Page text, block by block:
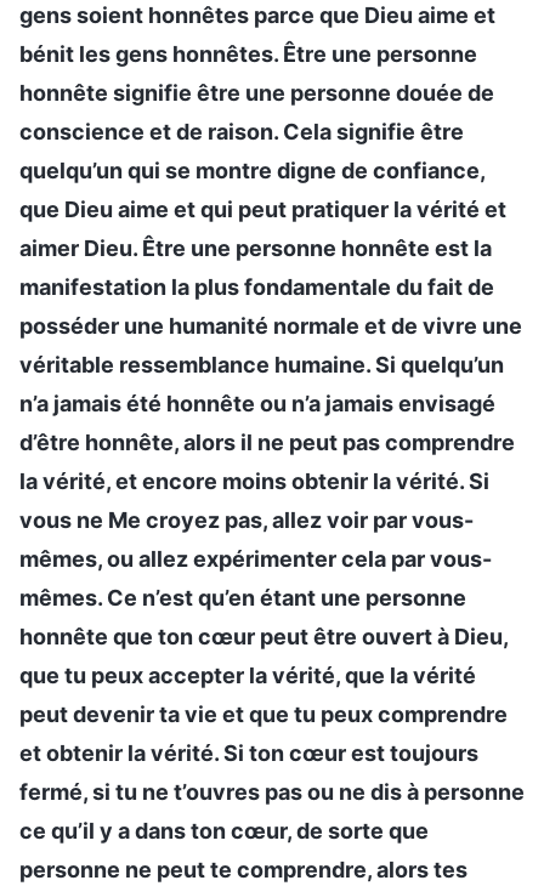
gens soient honnêtes parce que Dieu aime et
bénit les gens honnêtes. Être une personne
honnête signifie être une personne douée de
conscience et de raison. Cela signifie être
quelqu’un qui se montre digne de confiance,
que Dieu aime et qui peut pratiquer la vérité et
aimer Dieu. Être une personne honnête est la
manifestation la plus fondamentale du fait de
posséder une humanité normale et de vivre une
véritable ressemblance humaine. Si quelqu’un
n’a jamais été honnête ou n’a jamais envisagé
d’être honnête, alors il ne peut pas comprendre
la vérité, et encore moins obtenir la vérité. Si
vous ne Me croyez pas, allez voir par vous-
mêmes, ou allez expérimenter cela par vous-
mêmes. Ce n’est qu’en étant une personne
honnête que ton cœur peut être ouvert à Dieu,
que tu peux accepter la vérité, que la vérité
peut devenir ta vie et que tu peux comprendre
et obtenir la vérité. Si ton cœur est toujours
fermé, si tu ne t’ouvres pas ou ne dis à personne
ce qu’il y a dans ton cœur, de sorte que
personne ne peut te comprendre, alors tes